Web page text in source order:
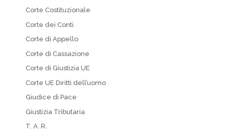
Corte Costituzionale
Corte dei Conti
Corte di Appello
Corte di Cassazione
Corte di Giustizia UE
Corte UE Diritti dell’uomo
Giudice di Pace
Giustizia Tributaria
T. A. R.